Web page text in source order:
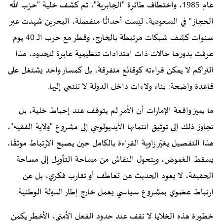
عام 1985، واختطاف طائرة "الجابرية"، ثم كشف خلية "حزب الله
الحجاز" في السعودية، ليست أحداثًا منفصلة، البحرين شهدت عبر
سنوات كشف شبكات مرتبطة بالخارج، وقطر مع حرب الـ 40 يوم
عرفت بدورها حالات ذات امتدادات تنظيمية عابرة للحدود، هذا
التراكم لا يمكن قراءته كوقائع متفرقة، بل كمسار واحد يشتغل على
قاعدة واضحة: بناء ولاءات داخل الدولة لا تنتمي إليها.
ما يميز واقعة الإمارات أن الأمر لم يتوقف عند إحباط خلية، بل
تجاوز ذلك إلى توثيق انتمائها الأيديولوجي إلى مشروع "ولاية الفقيه"،
هذا التفصيل يغيّر زاوية القراءة بالكامل حين يصبح الارتباط موثقًا،
يسقط الغموض، ويتحول النقاش من مساحة التأويل إلى مساحة
الحقيقة، لا يعود الحديث عن تعاطف أو تقارب فكري، بل عن
ارتباط عضوي بمشروع سياسي يعمل خارج إطار الدولة الوطنية.
خطورة هذه الخلايا لا تقف عند حدود الفعل الأمني، الأخطر يكمن